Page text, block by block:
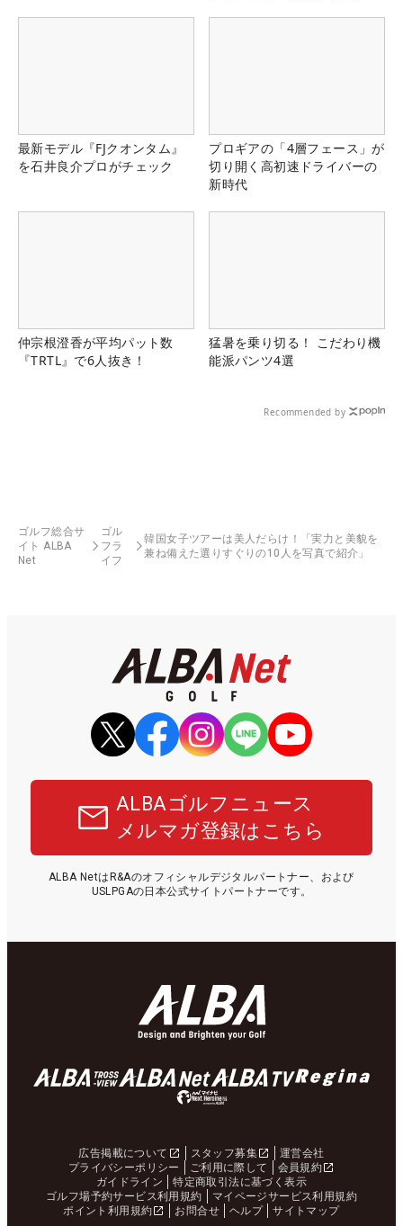
最新モデル『FJクオンタム』
を石井良介プロがチェック
プロギアの「4層フェース」が
切り開く高初速ドライバーの
新時代
仲宗根澄香が平均パット数
『TRTL』で6人抜き！
猛暑を乗り切る！ こだわり機
能派パンツ4選
Recommended by
ゴルフ総合サ
イト ALBA
Net
ゴル
フラ
イフ
韓国女子ツアーは美人だらけ！「実力と美貌を
兼ね備えた選りすぐりの10人を写真で紹介」
ALBAゴルフニュース
メルマガ登録はこちら
ALBA NetはR&Aのオフィシャルデジタルパートナー、および
USLPGAの日本公式サイトパートナーです。
広告掲載について スタッフ募集
運営会社
プライバシーポリシー
ご利用に際して
会員規約
ガイドライン
特定商取引法に基づく表示
ゴルフ場予約サービス利用規約
マイページサービス利用規約
ポイント利用規約
お問合せ ヘルプ サイトマップ